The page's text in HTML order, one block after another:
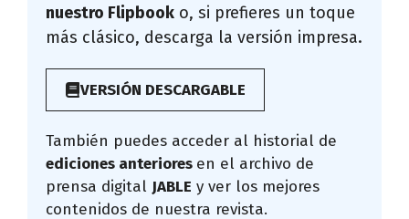
nuestro Flipbook o, si prefieres un toque
más clásico, descarga la versión impresa.
VERSIÓN DESCARGABLE
También puedes acceder al historial de
ediciones anteriores en el archivo de
prensa digital JABLE y ver los mejores
contenidos de nuestra revista.